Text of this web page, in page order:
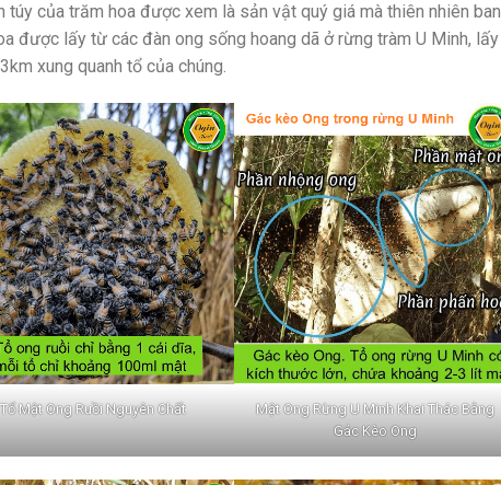
của trăm hoa được xem là sản vật quý giá mà thiên nhiên ban
được lấy từ các đàn ong sống hoang dã ở rừng tràm U Minh, lấy
xung quanh tổ của chúng.
Tổ Mật Ong Ruồi Nguyên Chất
Mật Ong Rừng U Minh Khai Thác Bằng
Gác Kèo Ong